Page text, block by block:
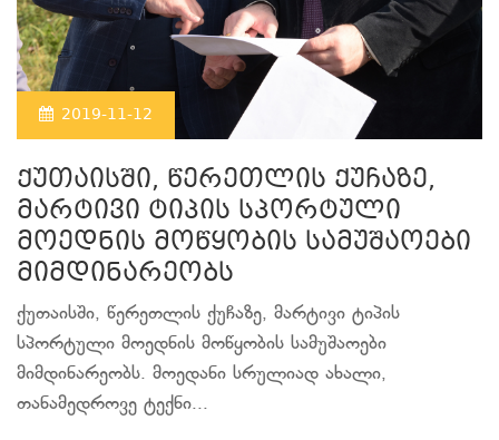
2019-11-12
ქუთაისში, წერეთლის ქუჩაზე,
მარტივი ტიპის სპორტული
მოედნის მოწყობის სამუშაოები
მიმდინარეობს
ქუთაისში, წერეთლის ქუჩაზე, მარტივი ტიპის
სპორტული მოედნის მოწყობის სამუშაოები
მიმდინარეობს. მოედანი სრულიად ახალი,
თანამედროვე ტექნი...